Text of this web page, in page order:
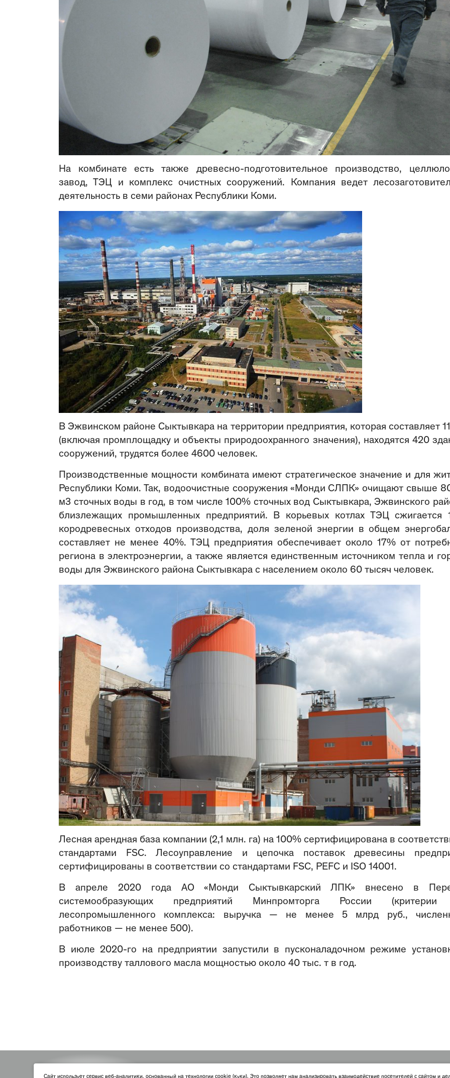
На комбинате есть также древесно-подготовительное производство,
завод, ТЭЦ и комплекс очистных сооружений. Компания ведет
деятельность в семи районах Республики Коми.
В Эжвинском районе Сыктывкара на территории предприятия, которая составляет
(включая промплощадку и объекты природоохранного значения), находятся 420
сооружений, трудятся более 4600 человек.
Производственные мощности комбината имеют стратегическое значение и для
Республики Коми. Так, водоочистные сооружения «Монди СЛПК» очищают свыше
м3 сточных воды в год, в том числе 100% сточных вод Сыктывкара, Эжвинского
близлежащих промышленных предприятий. В корьевых котлах ТЭЦ сжигается
кородревесных отходов производства, доля зеленой энергии в общем
составляет не менее 40%. ТЭЦ предприятия обеспечивает около 17% от
региона в электроэнергии, а также является единственным источником тепла и
воды для Эжвинского района Сыктывкара с населением около 60 тысяч человек.
Лесная арендная база компании (2,1 млн. га) на 100% сертифицирована в
стандартами FSC. Лесоуправление и цепочка поставок древесины
сертифицированы в соответствии со стандартами FSC, PEFC и ISO 14001.
В апреле 2020 года АО «Монди Сыктывкарский ЛПК» внесено в
системообразующих предприятий Минпромторга России
лесопромышленного комплекса: выручка — не менее 5 млрд руб.,
работников — не менее 500).
В июле 2020-го на предприятии запустили в пусконаладочном режиме
производству таллового масла мощностью около 40 тыс. т в год.
Политика конфиденциальности О файлах куки
Cайт использует сервис веб-аналитики, основанный на технологии cookie (куки). Это позволяет нам анализировать взаимодействие посетителей с сайтом и